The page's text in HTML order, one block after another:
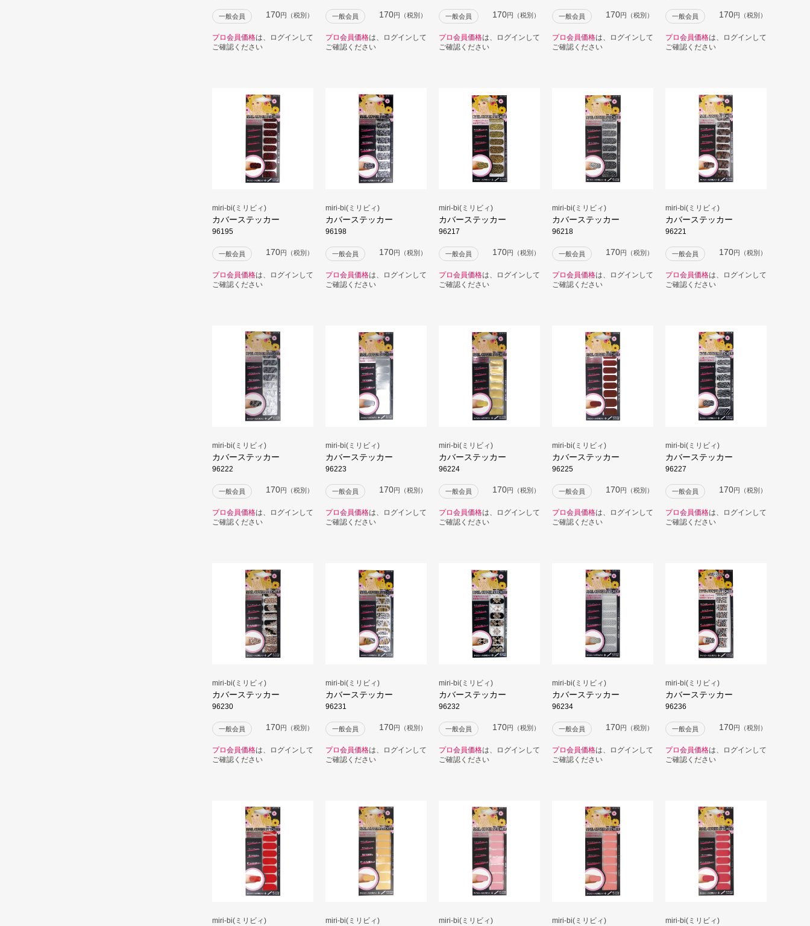
一般会員 170円（税別）
プロ会員価格は、ログインして
ご確認ください
一般会員 170円（税別）
プロ会員価格は、ログインして
ご確認ください
一般会員 170円（税別）
プロ会員価格は、ログインして
ご確認ください
一般会員 170円（税別）
プロ会員価格は、ログインして
ご確認ください
一般会員 170円（税別）
プロ会員価格は、ログインして
ご確認ください
miri-bi(ミリビィ)
カバーステッカー
96195
一般会員 170円（税別）
プロ会員価格は、ログインして
ご確認ください
miri-bi(ミリビィ)
カバーステッカー
96198
一般会員 170円（税別）
プロ会員価格は、ログインして
ご確認ください
miri-bi(ミリビィ)
カバーステッカー
96217
一般会員 170円（税別）
プロ会員価格は、ログインして
ご確認ください
miri-bi(ミリビィ)
カバーステッカー
96218
一般会員 170円（税別）
プロ会員価格は、ログインして
ご確認ください
miri-bi(ミリビィ)
カバーステッカー
96221
一般会員 170円（税別）
プロ会員価格は、ログインして
ご確認ください
miri-bi(ミリビィ)
カバーステッカー
96222
一般会員 170円（税別）
プロ会員価格は、ログインして
ご確認ください
miri-bi(ミリビィ)
カバーステッカー
96223
一般会員 170円（税別）
プロ会員価格は、ログインして
ご確認ください
miri-bi(ミリビィ)
カバーステッカー
96224
一般会員 170円（税別）
プロ会員価格は、ログインして
ご確認ください
miri-bi(ミリビィ)
カバーステッカー
96225
一般会員 170円（税別）
プロ会員価格は、ログインして
ご確認ください
miri-bi(ミリビィ)
カバーステッカー
96227
一般会員 170円（税別）
プロ会員価格は、ログインして
ご確認ください
miri-bi(ミリビィ)
カバーステッカー
96230
一般会員 170円（税別）
プロ会員価格は、ログインして
ご確認ください
miri-bi(ミリビィ)
カバーステッカー
96231
一般会員 170円（税別）
プロ会員価格は、ログインして
ご確認ください
miri-bi(ミリビィ)
カバーステッカー
96232
一般会員 170円（税別）
プロ会員価格は、ログインして
ご確認ください
miri-bi(ミリビィ)
カバーステッカー
96234
一般会員 170円（税別）
プロ会員価格は、ログインして
ご確認ください
miri-bi(ミリビィ)
カバーステッカー
96236
一般会員 170円（税別）
プロ会員価格は、ログインして
ご確認ください
miri-bi(ミリビィ) miri-bi(ミリビィ) miri-bi(ミリビィ) miri-bi(ミリビィ) miri-bi(ミリビィ)